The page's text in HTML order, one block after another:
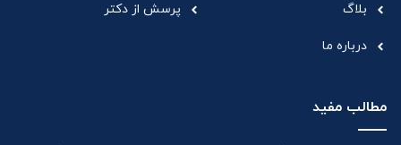
بلاگ
درباره ما
پرسش از دکتر
مطالب مفید